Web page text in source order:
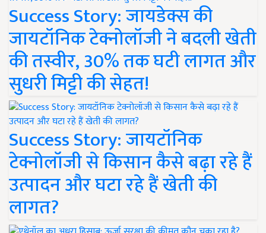
Success Story: जायडेक्स की
जायटॉनिक टेक्नोलॉजी ने बदली खेती
की तस्वीर, 30% तक घटी लागत और
सुधरी मिट्टी की सेहत!
Success Story: जायटॉनिक
टेक्नोलॉजी से किसान कैसे बढ़ा रहे हैं
उत्पादन और घटा रहे हैं खेती की
लागत?